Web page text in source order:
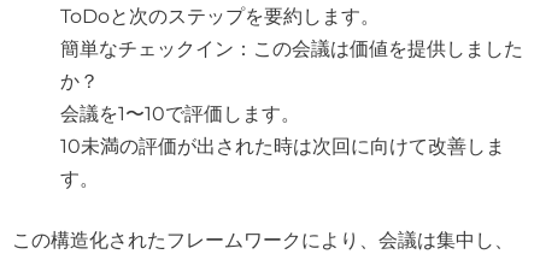
ToDoと次のステップを要約します。
簡単なチェックイン：この会議は価値を提供しました
か？
会議を1〜10で評価します。
10未満の評価が出された時は次回に向けて改善しま
す。
この構造化されたフレームワークにより、会議は集中し、